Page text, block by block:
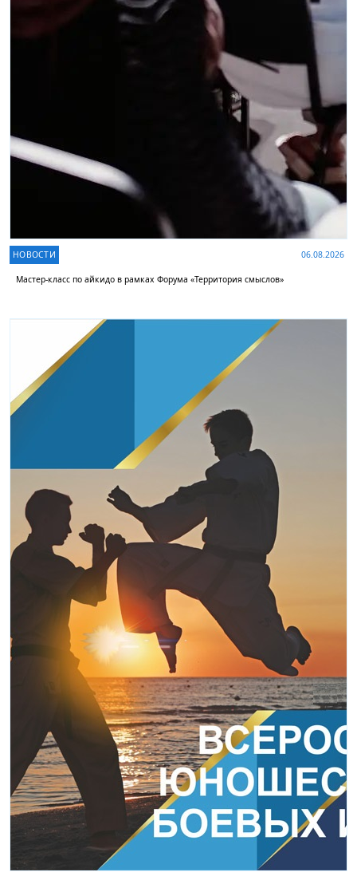
НОВОСТИ 06.08.2026
Мастер-класс по айкидо в рамках Форума «Территория смыслов»